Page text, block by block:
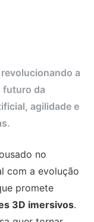
a
futuro da
agilidade e
no
com a evolução
promete
3D imersivos.